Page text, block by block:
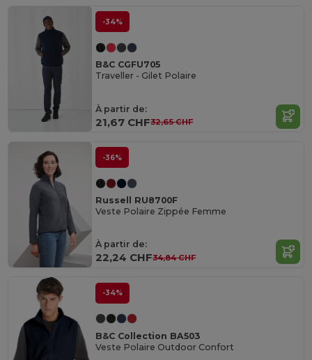
-34%
B&C CGFU705
Traveller - Gilet Polaire
À partir de:
21,67 CHF32,65 CHF
-36%
Russell RU8700F
Veste Polaire Zippée Femme
À partir de:
22,24 CHF34,84 CHF
-34%
B&C Collection BA503
Veste Polaire Outdoor Confort